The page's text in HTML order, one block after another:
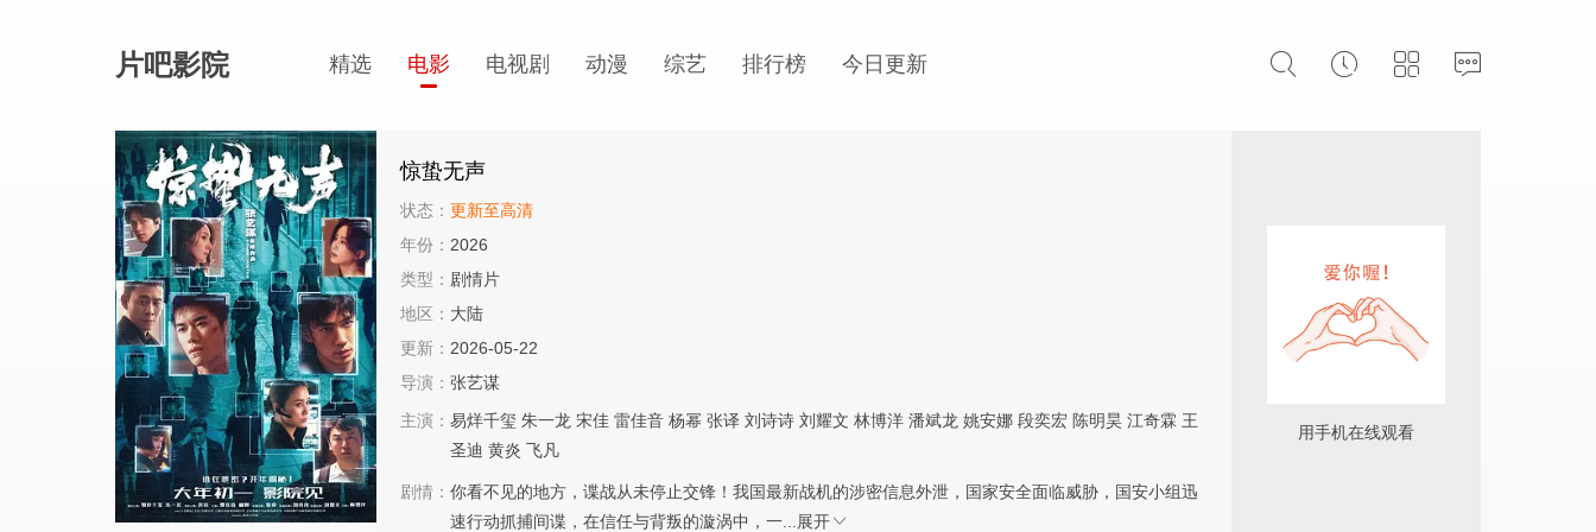
片吧影院 精选 电影 电视剧 动漫 综艺 排行榜 今日更新
惊蛰无声
状态： 更新至高清
年份： 2026
类型： 剧情片
地区： 大陆
更新： 2026-05-22
导演： 张艺谋
主演： 易烊千玺 朱一龙 宋佳 雷佳音 杨幂 张译 刘诗诗 刘耀文 林博洋 潘斌龙 姚安娜 段奕宏 陈明昊 江奇霖 王
圣迪 黄炎 飞凡
剧情： 你看不见的地方，谍战从未停止交锋！我国最新战机的涉密信息外泄，国家安全面临威胁，国安小组迅
速行动抓捕间谍，在信任与背叛的漩涡中，一...
展开
用手机在线观看